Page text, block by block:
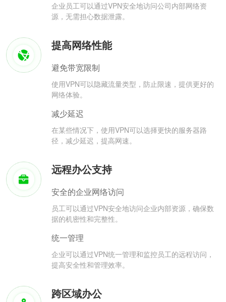
企业员工可以通过VPN安全地访问公司内部网络资
源，无需担心数据泄露。
提高网络性能
避免带宽限制
使用VPN可以隐藏流量类型，防止限速，提供更好的
网络体验。
减少延迟
在某些情况下，使用VPN可以选择更快的服务器路
径，减少延迟，提高网速。
远程办公支持
安全的企业网络访问
员工可以通过VPN安全地访问企业内部资源，确保数
据的机密性和完整性。
统一管理
企业可以通过VPN统一管理和监控员工的远程访问，
提高安全性和管理效率。
跨区域办公